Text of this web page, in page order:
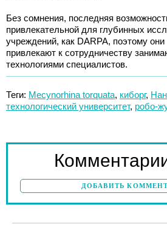
Без сомнения, последняя
привлекательной для глубинных
учреждений, как DARPA, поэтому
привлекают к сотрудничеству
технологиями специалистов.
Теги: Mecynorhina torquata, киборг,
технологический университет, робо-
ДОБАВИТЬ